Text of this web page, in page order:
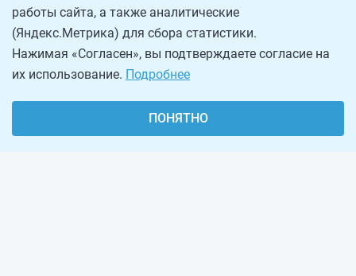
работы сайта, а также аналитические
(Яндекс.Метрика) для сбора статистики.
Нажимая «Согласен», вы подтверждаете согласие на
их использование. Подробнее
ПОНЯТНО